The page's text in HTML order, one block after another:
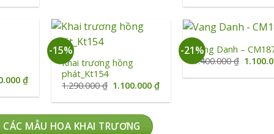
tại
1.080.000 ₫.
là:
₫Giá
tại
1.090.000 ₫.
-15%
+
Khai trương hồng
phát_Kt154
1.290.000₫ Giá
là:
1.100.000₫Giá
tại
-21%
+
Vang Danh –
1.400.000₫ Giá
là:
MẪU HOA KHAI TRƯƠNG